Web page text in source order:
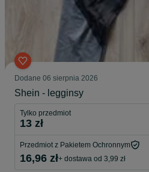
Dodane 06 sierpnia 2026
Shein - legginsy
Tylko przedmiot
13 zł
Przedmiot z Pakietem Ochronnym
16,96 zł+ dostawa od 3,99 zł